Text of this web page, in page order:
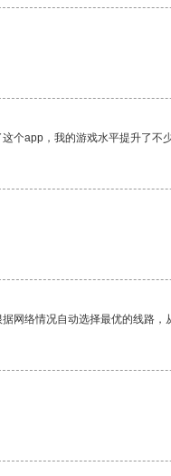
个app，我的游戏水平提升了不少
网络情况自动选择最优的线路，